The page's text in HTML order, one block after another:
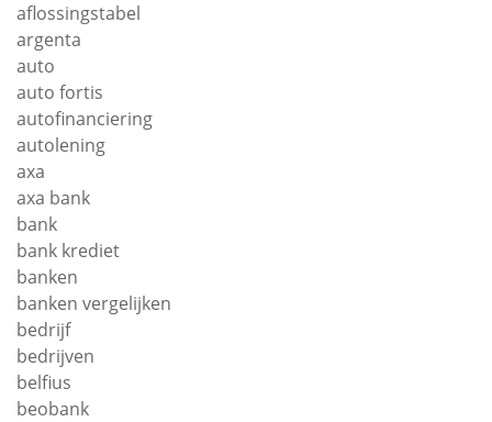
aflossingstabel
argenta
auto
auto fortis
autofinanciering
autolening
axa
axa bank
bank
bank krediet
banken
banken vergelijken
bedrijf
bedrijven
belfius
beobank